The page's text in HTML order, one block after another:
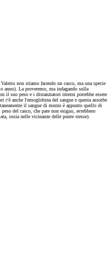
non stiamo facendo un casco, ma una specie
anno). La proveremo, ma indagando sulla
il suo peso e i distanziatori interni potrebbe essere
c'è anche l'emoglobina del sangue e questa assorbe
il sangue di mezzo è appunto quello di
del casco, che pare non esiguo, avrebbero
ossia nelle vicinanze delle punte stesse).